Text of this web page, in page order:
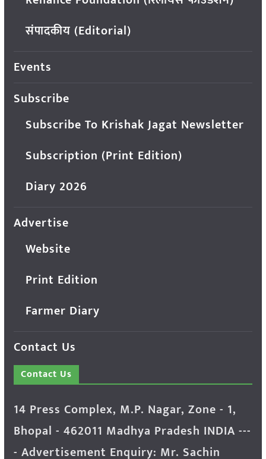
संपादकीय (Editorial)
Events
Subscribe
Subscribe To Krishak Jagat Newsletter
Subscription (Print Edition)
Diary 2026
Advertise
Website
Print Edition
Farmer Diary
Contact Us
Contact Us
14 Press Complex, M.P. Nagar, Zone - 1,
Bhopal - 462011 Madhya Pradesh INDIA ---
- Advertisement Enquiry: Mr. Sachin